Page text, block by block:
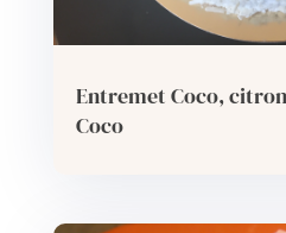
Entremet Coco,
Coco